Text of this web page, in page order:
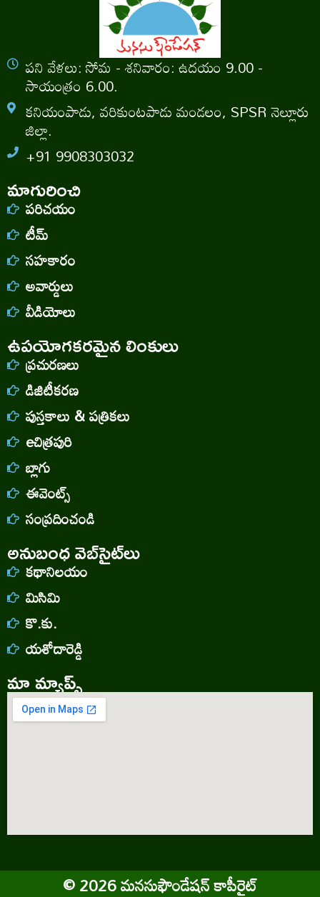
పని వేళలు: సోమ - శనివారం: ఉదయం 9.00 -
సాయంత్రం 6.00.
కనియంపాడు, వరికుంటపాడు మండలం, SPSR నెల్లూరు
జిల్లా.
+91 9908303032
మాగురించి
పరిచయం
టీమ్
సహకారం
అవార్డులు
వీడియోలు
ఉపయోగకరమైన లింకులు
ప్రచురణలు
డిజిటీకరణ
పుస్తకాలు & పత్రికలు
eచిత్రపురి
బ్లాగు
ఈవెంట్స్
సంప్రదించండి
అనుబంధ వెబ్‌సైట్‌లు
కథానిలయం
మిసిమి
కొ.కు.
యశోదారెడ్డి
మా మ్యాప్స్
©2026మనసుఫౌండేషన్ కాపీరైట్